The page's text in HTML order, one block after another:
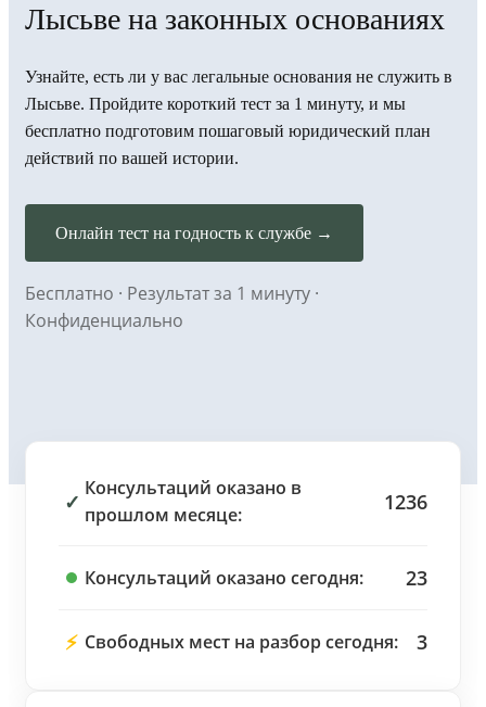
Лысьве на законных основаниях
Узнайте, есть ли у вас легальные основания не служить в
Лысьве. Пройдите короткий тест за 1 минуту, и мы
бесплатно подготовим пошаговый юридический план
действий по вашей истории.
Онлайн тест на годность к службе →
Бесплатно · Результат за 1 минуту ·
Конфиденциально
✓
Консультаций оказано в
прошлом месяце:
1236
Консультаций оказано сегодня: 23
⚡ Свободных мест на разбор сегодня: 3